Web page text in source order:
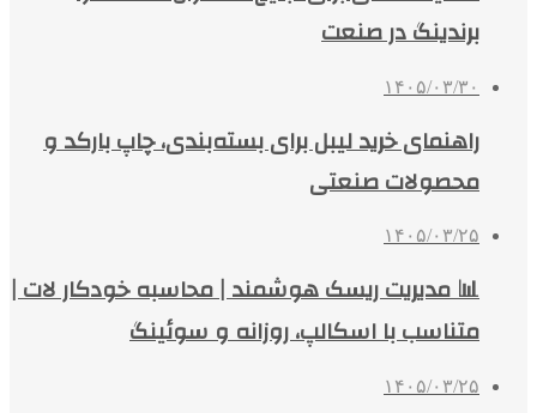
برندینگ در صنعت
۱۴۰۵/۰۳/۳۰
راهنمای خرید لیبل برای بسته‌بندی، چاپ بارکد و
محصولات صنعتی
۱۴۰۵/۰۳/۲۵
📊 مدیریت ریسک هوشمند | محاسبه خودکار لات |
متناسب با اسکالپ، روزانه و سوئینگ
۱۴۰۵/۰۳/۲۵